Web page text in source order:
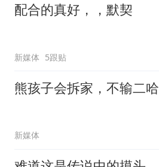
配合的真好，，默契
新媒体 5跟贴
熊孩子会拆家，不输二哈
新媒体